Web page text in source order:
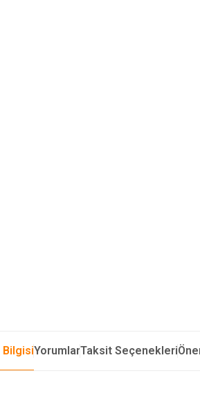
BilgisiYorumlarTaksit Seçenekleri